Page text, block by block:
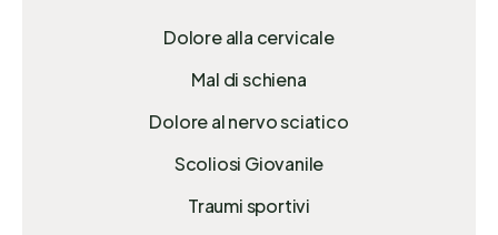
Dolore alla cervicale
Mal di schiena
Dolore al nervo sciatico
Scoliosi Giovanile
Traumi sportivi